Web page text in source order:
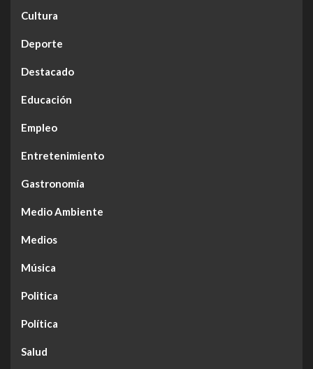
Cultura
Deporte
Destacado
Educación
Empleo
Entretenimiento
Gastronomía
Medio Ambiente
Medios
Música
Politica
Política
Salud